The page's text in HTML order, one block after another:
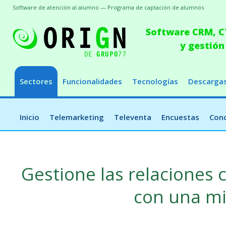
Software CRM,
y
Sectores Funcionalidades Tecnologías
Inicio Telemarketing Televenta Encuestas
Software de atención al alumno — Programa de captación de alumnos
Gestione las relaciones
con una